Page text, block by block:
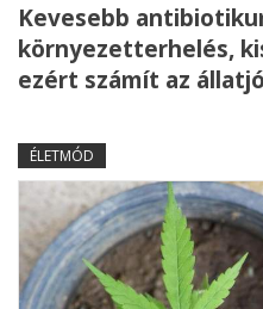
Kevesebb
környezetterhelés,
ezért számít az
ÉLETMÓD